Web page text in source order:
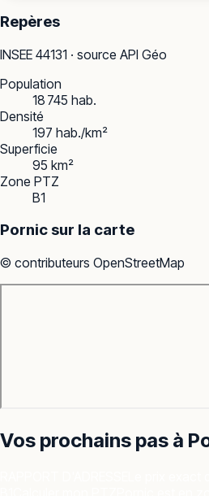
Repères
INSEE 44131 · source API Géo
Population
18 745 hab.
Densité
197 hab./km²
Superficie
95 km²
Zone PTZ
B1
Pornic sur la carte
© contributeurs OpenStreetMap
Vos prochains pas à